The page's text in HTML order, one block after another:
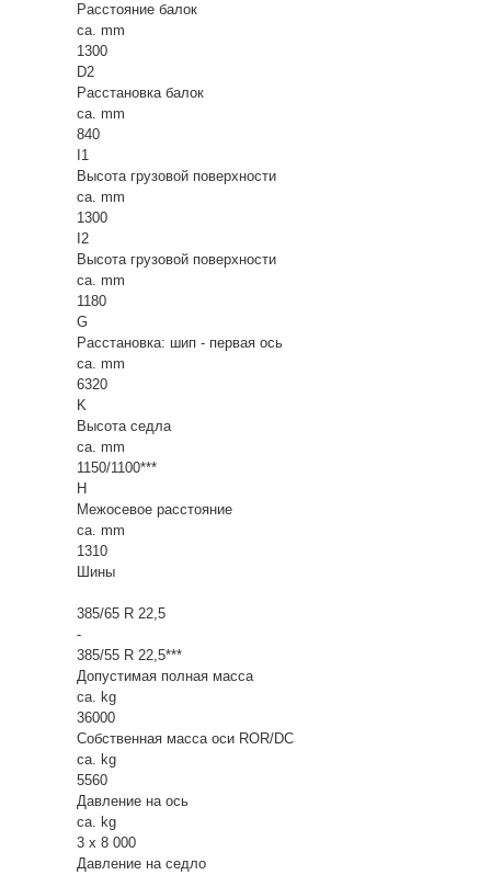
Расстояние балок
ca. mm
1300
D2
Расстановка балок
ca. mm
840
I1
Высота грузовой поверхности
ca. mm
1300
I2
Высота грузовой поверхности
ca. mm
1180
G
Расстановка: шип - первая ось
ca. mm
6320
K
Высота седла
ca. mm
1150/1100***
H
Межосевое расстояние
ca. mm
1310
Шины
385/65 R 22,5
-
385/55 R 22,5***
Допустимая полная масса
ca. kg
36000
Собственная масса оси ROR/DC
ca. kg
5560
Давление на ось
ca. kg
3 x 8 000
Давление на седло